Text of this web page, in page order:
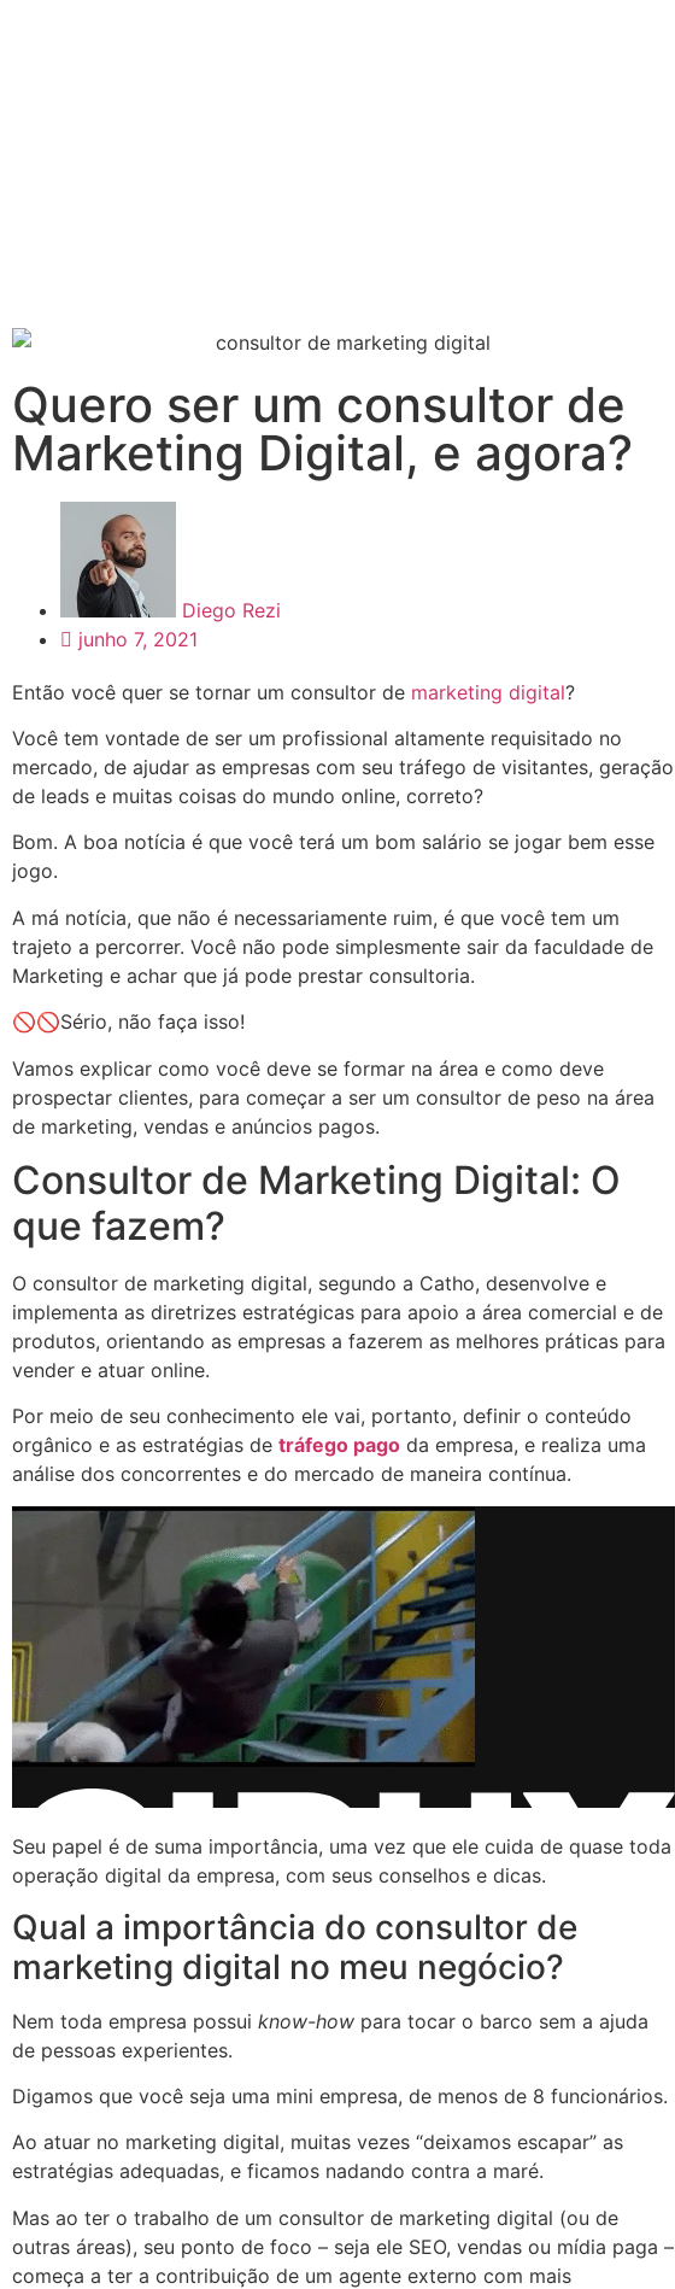
Quero ser um consultor de
Marketing Digital, e agora?
Diego Rezi
junho 7, 2021
Então você quer se tornar um consultor de marketing digital?
Você tem vontade de ser um profissional altamente requisitado no
mercado, de ajudar as empresas com seu tráfego de visitantes, geração
de leads e muitas coisas do mundo online, correto?
Bom. A boa notícia é que você terá um bom salário se jogar bem esse
jogo.
A má notícia, que não é necessariamente ruim, é que você tem um
trajeto a percorrer. Você não pode simplesmente sair da faculdade de
Marketing e achar que já pode prestar consultoria.
🚫🚫Sério, não faça isso!
Vamos explicar como você deve se formar na área e como deve
prospectar clientes, para começar a ser um consultor de peso na área
de marketing, vendas e anúncios pagos.
Consultor de Marketing Digital: O
que fazem?
O consultor de marketing digital, segundo a Catho, desenvolve e
implementa as diretrizes estratégicas para apoio a área comercial e de
produtos, orientando as empresas a fazerem as melhores práticas para
vender e atuar online.
Por meio de seu conhecimento ele vai, portanto, definir o conteúdo
orgânico e as estratégias de tráfego pago da empresa, e realiza uma
análise dos concorrentes e do mercado de maneira contínua.
Seu papel é de suma importância, uma vez que ele cuida de quase toda
operação digital da empresa, com seus conselhos e dicas.
Qual a importância do consultor de
marketing digital no meu negócio?
Nem toda empresa possui know-how para tocar o barco sem a ajuda
de pessoas experientes.
Digamos que você seja uma mini empresa, de menos de 8 funcionários.
Ao atuar no marketing digital, muitas vezes “deixamos escapar” as
estratégias adequadas, e ficamos nadando contra a maré.
Mas ao ter o trabalho de um consultor de marketing digital (ou de
outras áreas), seu ponto de foco – seja ele SEO, vendas ou mídia paga –
começa a ter a contribuição de um agente externo com mais